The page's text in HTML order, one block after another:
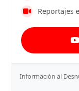
Reportajes
Información al